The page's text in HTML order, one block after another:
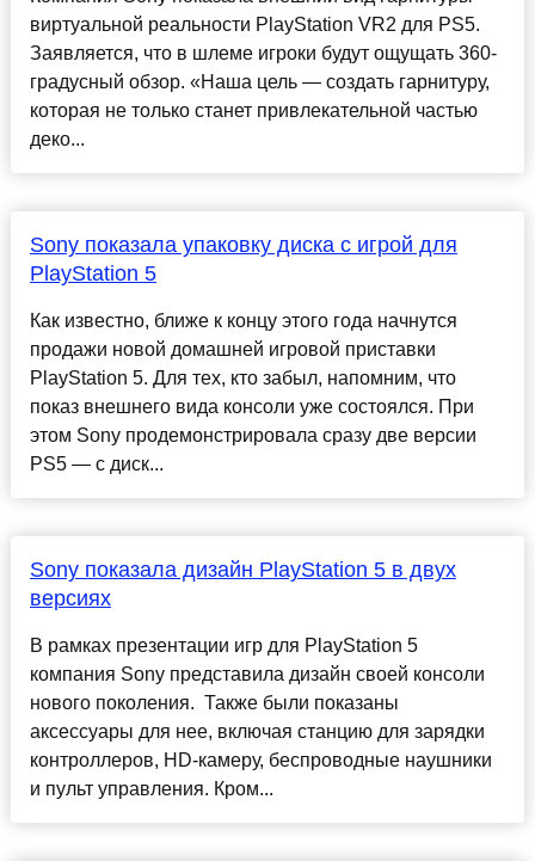
виртуальной реальности PlayStation VR2 для PS5.
Заявляется, что в шлеме игроки будут ощущать 360-
градусный обзор. «Наша цель — создать гарнитуру,
которая не только станет привлекательной частью
деко...
Sony показала упаковку диска с игрой для
PlayStation 5
Как известно, ближе к концу этого года начнутся
продажи новой домашней игровой приставки
PlayStation 5. Для тех, кто забыл, напомним, что
показ внешнего вида консоли уже состоялся. При
этом Sony продемонстрировала сразу две версии
PS5 — с диск...
Sony показала дизайн PlayStation 5 в двух
версиях
В рамках презентации игр для PlayStation 5
компания Sony представила дизайн своей консоли
нового поколения. Также были показаны
аксессуары для нее, включая станцию для зарядки
контроллеров, HD-камеру, беспроводные наушники
и пульт управления. Кром...